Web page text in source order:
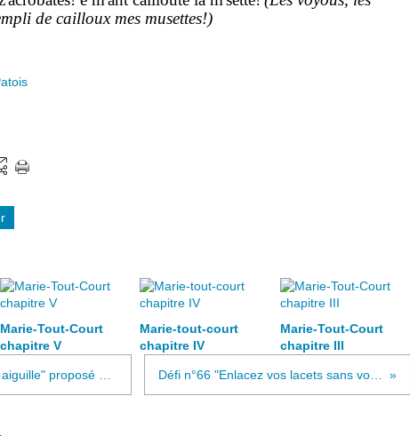
de cailloux mes musettes!)
Marie-Tout-Court
chapitre V
Marie-tout-court
chapitre IV
Marie-Tout-Court
chapitre III
Défi n°66 "Enlacez vos lacets sans vous lasser" proposé par Vert de Grisaille pour les croqueurs de mots